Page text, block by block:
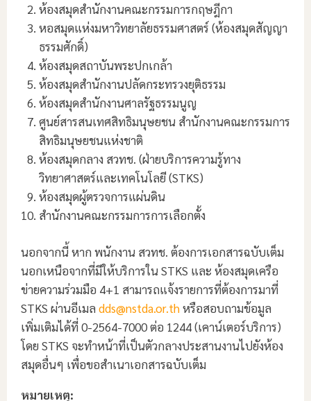
ห้องสมุดสำนักงานคณะกรรมการกฤษฎีกา
หอสมุดแห่งมหาวิทยาลัยธรรมศาสตร์ (ห้องสมุดสัญญา
ธรรมศักดิ์)
ห้องสมุดสถาบันพระปกเกล้า
ห้องสมุดสำนักงานปลัดกระทรวงยุติธรรม
ห้องสมุดสำนักงานศาลรัฐธรรมนูญ
ศูนย์สารสนเทศสิทธิมนุษยชน สำนักงานคณะกรรมการ
สิทธิมนุษยชนแห่งชาติ
ห้องสมุดกลาง สวทช. (ฝ่ายบริการความรู้ทาง
วิทยาศาสตร์และเทคโนโลยี (STKS)
ห้องสมุดผู้ตรวจการแผ่นดิน
สำนักงานคณะกรรมการการเลือกตั้ง
นอกจากนี้ หาก พนักงาน สวทช. ต้องการเอกสารฉบับเต็ม
นอกเหนือจากที่มีให้บริการใน STKS และ ห้องสมุดเครือ
ข่ายความร่วมมือ 4+1 สามารถแจ้งรายการที่ต้องการมาที่
STKS ผ่านอีเมล dds@nstda.or.thหรือสอบถามข้อมูล
เพิ่มเติมได้ที่ 0-2564-7000 ต่อ 1244 (เคาน์เตอร์บริการ)
โดย STKS จะทำหน้าที่เป็นตัวกลางประสานงานไปยังห้อง
สมุดอื่นๆ เพื่อขอสำเนาเอกสารฉบับเต็ม
หมายเหตุ: